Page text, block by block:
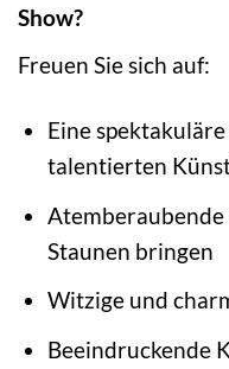
Show?
Freuen Sie sich auf:
Eine
talentierten
Atemberaubende
Staunen bringen
Witzige und
Beeindruckende